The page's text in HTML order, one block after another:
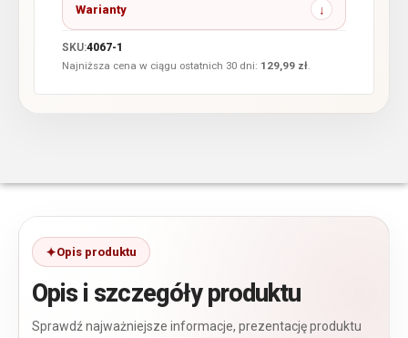
Warianty
SKU:4067-1
Najniższa cena w ciągu ostatnich 30 dni: 129,99 zł.
Opis produktu
Opis i szczegóły produktu
Sprawdź najważniejsze informacje, prezentację produktu